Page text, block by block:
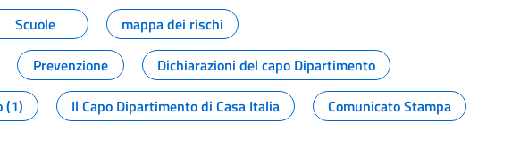
Scuole
mappa dei rischi
Prevenzione
Dichiarazioni del capo Dipartimento
(1) Il Capo Dipartimento di Casa Italia
Comunicato Stampa